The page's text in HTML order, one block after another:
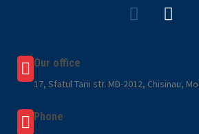
Our office
17, Sfatul Tarii str. MD-2012, Chisinau,
Phone